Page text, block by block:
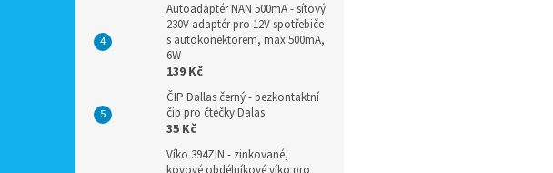
Autoadaptér NAN 500mA - síťový
230V adaptér pro 12V spotřebiče
s autokonektorem, max 500mA,
6W
139 Kč
ČIP Dallas černý - bezkontaktní
čip pro čtečky Dalas
35 Kč
Víko 394ZIN - zinkované,